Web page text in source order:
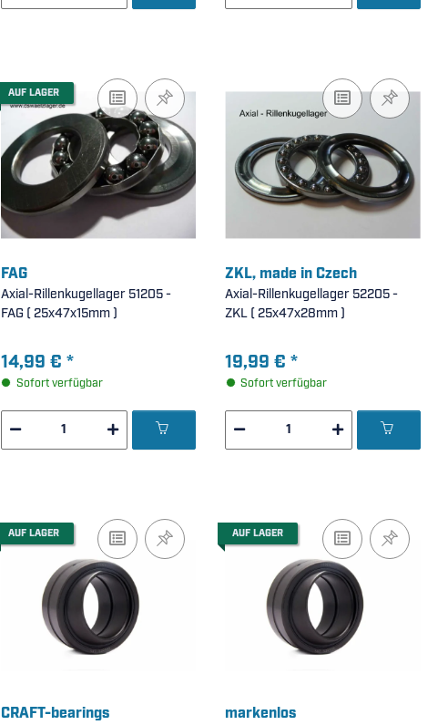
AUF LAGER
FAG
Axial-Rillenkugellager 51205 -
FAG ( 25x47x15mm )
14,99 € *
Sofort verfügbar
ZKL, made in Czech
Axial-Rillenkugellager 52205 -
ZKL ( 25x47x28mm )
19,99 €*
Sofort verfügbar
AUF LAGER
CRAFT-bearings
AUF LAGER
markenlos